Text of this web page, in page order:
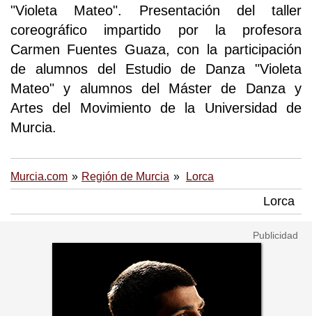
"Violeta Mateo". Presentación del taller
coreográfico impartido por la profesora
Carmen Fuentes Guaza, con la participación
de alumnos del Estudio de Danza "Violeta
Mateo" y alumnos del Máster de Danza y
Artes del Movimiento de la Universidad de
Murcia.
Murcia.com Región de Murcia Lorca
Lorca